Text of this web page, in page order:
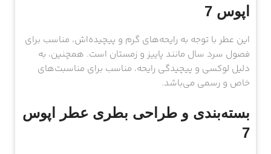
اپوس 7
این عطر با توجه به رایحه‌های گرم و پیچیده‌اش، مناسب برای
فصول سرد سال مانند پاییز و زمستان است. همچنین، به
دلیل لوکسی و پیچیدگی رایحه، مناسب برای مناسبت‌های
خاص و رسمی می‌باشد.
بسته‌بندی و طراحی بطری عطر اپوس
7